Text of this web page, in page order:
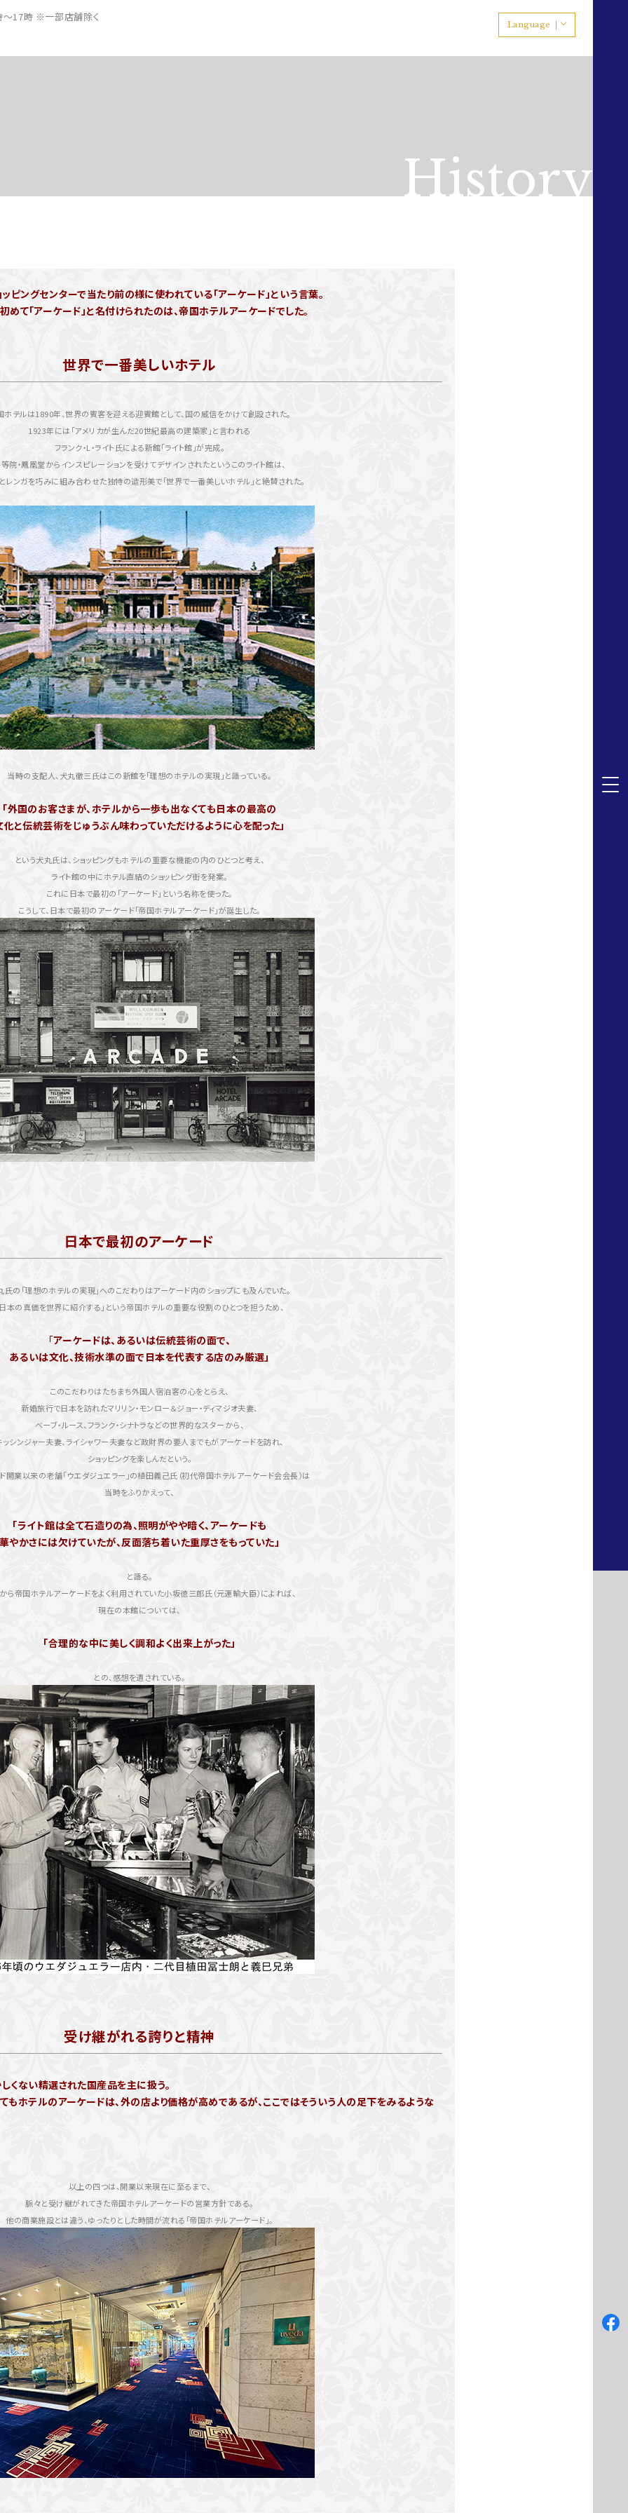
～17時 ※一部店舗除く
Language
History
ピングセンターで当たり前の様に使われている「アーケード」という言葉。
めて「アーケード」と名付けられたのは、帝国ホテルアーケードでした。
世界で一番美しいホテル
ホテルは1890年、世界の賓客を迎える迎賓館として、国の威信をかけて創設された。
1923年には「アメリカが生んだ20世紀最高の建築家」と言われる
フランク・L・ライト氏による新館「ライト館」が完成。
院・鳳凰堂からインスピレーションを受けてデザインされたというこのライト館は、
レンガを巧みに組み合わせた独特の造形美で「世界で一番美しいホテル」と絶賛された。
当時の支配人、犬丸徹三氏はこの新館を「理想のホテルの実現」と語っている。
「外国のお客さまが、ホテルから一歩も出なくても日本の最高の
化と伝統芸術をじゅうぶん味わっていただけるように心を配った」
という犬丸氏は、ショッピングもホテルの重要な機能の内のひとつと考え、
ライト館の中にホテル直結のショッピング街を発案。
これに日本で最初の「アーケード」という名称を使った。
こうして、日本で最初のアーケード「帝国ホテルアーケード」が誕生した。
日本で最初のアーケード
氏の「理想のホテルの実現」へのこだわりはアーケード内のショップにも及んでいた。
日本の真価を世界に紹介する」という帝国ホテルの重要な役割のひとつを担うため、
「アーケードは、あるいは伝統芸術の面で、
あるいは文化、技術水準の面で日本を代表する店のみ厳選」
このこだわりはたちまち外国人宿泊客の心をとらえ、
新婚旅行で日本を訪れたマリリン・モンロー＆ジョー・ディマジオ夫妻、
ベーブ・ルース、フランク・シナトラなどの世界的なスターから、
ッシンジャー夫妻、ライシャワー夫妻など政財界の要人までもがアーケードを訪れ、
ショッピングを楽しんだという。
開業以来の老舗「ウエダジュエラー」の植田義己氏（初代帝国ホテルアーケード会会長）は
当時をふりかえって、
「ライト館は全て石造りの為、照明がやや暗く、アーケードも
やかさには欠けていたが、反面落ち着いた重厚さをもっていた」
と語る。
ら帝国ホテルアーケードをよく利用されていた小坂徳三郎氏（元運輸大臣）によれば、
現在の本館については、
「合理的な中に美しく調和よく出来上がった」
との、感想を遺されている。
受け継がれる誇りと精神
くない精選された国産品を主に扱う。
もホテルのアーケードは、外の店より価格が高めであるが、ここではそういう人の足下をみるような
以上の四つは、開業以来現在に至るまで、
脈々と受け継がれてきた帝国ホテルアーケードの営業方針である。
他の商業施設とは違う、ゆったりとした時間が流れる「帝国ホテルアーケード」。